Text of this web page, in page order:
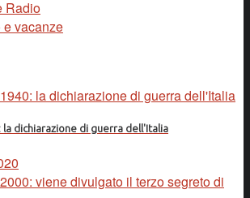
Radio
e vacanze
la dichiarazione di guerra dell'Italia